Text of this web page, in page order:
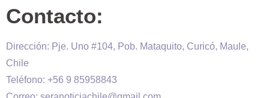
Contacto:
Dirección: Pje. Uno #104, Pob. Mataquito, Curicó, Maule,
Chile
Teléfono: +56 9 85958843